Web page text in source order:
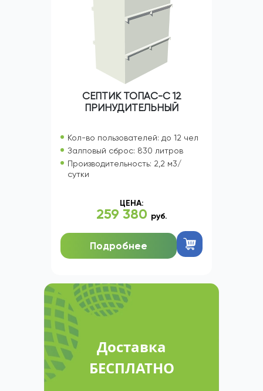
СЕПТИК ТОПАС-С 12
ПРИНУДИТЕЛЬНЫЙ
Кол-во пользователей: до 12 чел
Залповый сброс: 830 литров
Производительность: 2,2 м3/
сутки
ЦЕНА:
259 380 руб.
Подробнее
Доставка
БЕСПЛАТНО